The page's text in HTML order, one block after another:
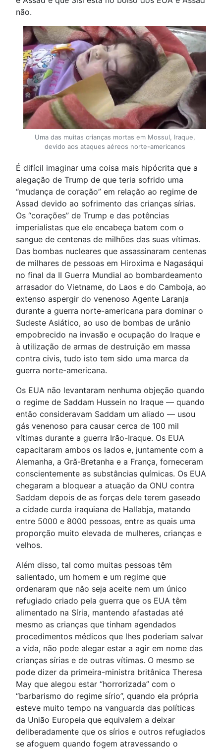
não.
Uma das muitas crianças mortas em Mossul, Iraque,
devido aos ataques aéreos norte-americanos
É difícil imaginar uma coisa mais hipócrita que a
alegação de Trump de que teria sofrido uma
“mudança de coração” em relação ao regime de
Assad devido ao sofrimento das crianças sírias.
Os “corações” de Trump e das potências
imperialistas que ele encabeça batem com o
sangue de centenas de milhões das suas vítimas.
Das bombas nucleares que assassinaram centenas
de milhares de pessoas em Hiroxima e Nagasáqui
no final da II Guerra Mundial ao bombardeamento
arrasador do Vietname, do Laos e do Camboja, ao
extenso aspergir do venenoso Agente Laranja
durante a guerra norte-americana para dominar o
Sudeste Asiático, ao uso de bombas de urânio
empobrecido na invasão e ocupação do Iraque e
à utilização de armas de destruição em massa
contra civis, tudo isto tem sido uma marca da
guerra norte-americana.
Os EUA não levantaram nenhuma objeção quando
o regime de Saddam Hussein no Iraque — quando
então consideravam Saddam um aliado — usou
gás venenoso para causar cerca de 100 mil
vítimas durante a guerra Irão-Iraque. Os EUA
capacitaram ambos os lados e, juntamente com a
Alemanha, a Grã-Bretanha e a França, forneceram
conscientemente as substâncias químicas. Os EUA
chegaram a bloquear a atuação da ONU contra
Saddam depois de as forças dele terem gaseado
a cidade curda iraquiana de Hallabja, matando
entre 5000 e 8000 pessoas, entre as quais uma
proporção muito elevada de mulheres, crianças e
velhos.
Além disso, tal como muitas pessoas têm
salientado, um homem e um regime que
ordenaram que não seja aceite nem um único
refugiado criado pela guerra que os EUA têm
alimentado na Síria, mantendo afastadas até
mesmo as crianças que tinham agendados
procedimentos médicos que lhes poderiam salvar
a vida, não pode alegar estar a agir em nome das
crianças sírias e de outras vítimas. O mesmo se
pode dizer da primeira-ministra britânica Theresa
May que alegou estar “horrorizada” com o
“barbarismo do regime sírio”, quando ela própria
esteve muito tempo na vanguarda das políticas
da União Europeia que equivalem a deixar
deliberadamente que os sírios e outros refugiados
se afoguem quando fogem atravessando o